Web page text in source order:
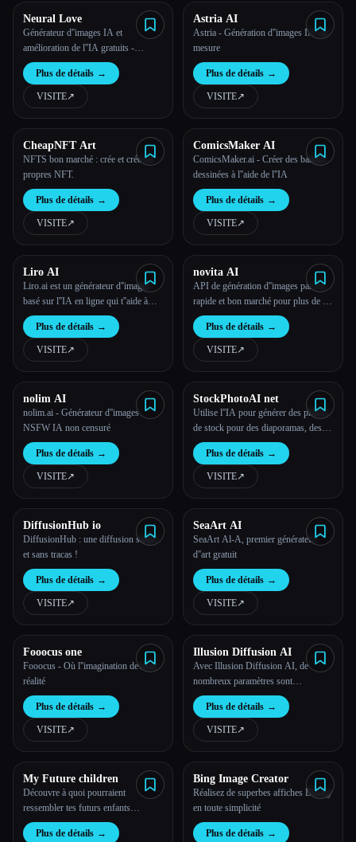
Neural Love
Générateur d''images IA et
amélioration de l''IA gratuits -
Neural.Love
Plus de détails →
VISITE↗︎
Astria AI
Astria - Génération d''images IA sur
mesure
Plus de détails →
VISITE↗︎
CheapNFT Art
NFTS bon marché : crée et crée tes
propres NFT.
Plus de détails →
VISITE↗︎
ComicsMaker AI
ComicsMaker.ai - Créer des bandes
dessinées à l''aide de l''IA
Plus de détails →
VISITE↗︎
Liro AI
Liro.ai est un générateur d''images
basé sur l''IA en ligne qui t''aide à
générer facilement tout ce que tu
peux imaginer en un seul clic.
Plus de détails →
VISITE↗︎
novita AI
API de génération d''images par IA
rapide et bon marché pour plus de 10
000 modèles
Plus de détails →
VISITE↗︎
nolim AI
nolim.ai - Générateur d''images
NSFW IA non censuré
Plus de détails →
VISITE↗︎
StockPhotoAI net
Utilise l''IA pour générer des photos
de stock pour des diaporamas, des
sites Web ou des médias imprimés.
Plus de détails →
VISITE↗︎
DiffusionHub io
DiffusionHub : une diffusion stable
et sans tracas !
Plus de détails →
VISITE↗︎
SeaArt AI
SeaArt Al-A, premier générateur
d''art gratuit
Plus de détails →
VISITE↗︎
Fooocus one
Fooocus - Où l''imagination devient
réalité
Plus de détails →
VISITE↗︎
Illusion Diffusion AI
Avec Illusion Diffusion AI, de
nombreux paramètres sont
disponibles pour créer les
illustrations que tu souhaites
Plus de détails →
VISITE↗︎
My Future children
Découvre à quoi pourraient
ressembler tes futurs enfants
Télécharge les photos de deux
parents et génère la photo de ton
Plus de détails →
Bing Image Creator
Réalisez de superbes affiches Disney
en toute simplicité
Plus de détails →